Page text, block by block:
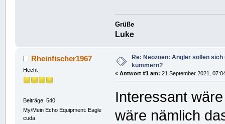
Grüße
Luke
Rheinfischer1967
Hecht
Beiträge: 540
My/Mein Echo Equipment: Eagle
cuda
Re: Neozoen: Angler sollen
kümmern?
«Antwort #1 am: 21 September 2021,
Interessant
wäre nämlich